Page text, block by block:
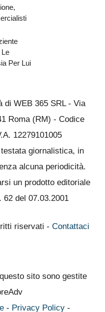
Le
Per Lui
di WEB 365 SRL - Via
Roma (RM) - Codice
12279101005
giornalistica, in
alcuna periodicità.
un prodotto editoriale
del 07.03.2001
riservati - Contattaci
sito sono gestite
- Privacy Policy-